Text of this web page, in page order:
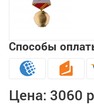
Способы
Цена: 3060